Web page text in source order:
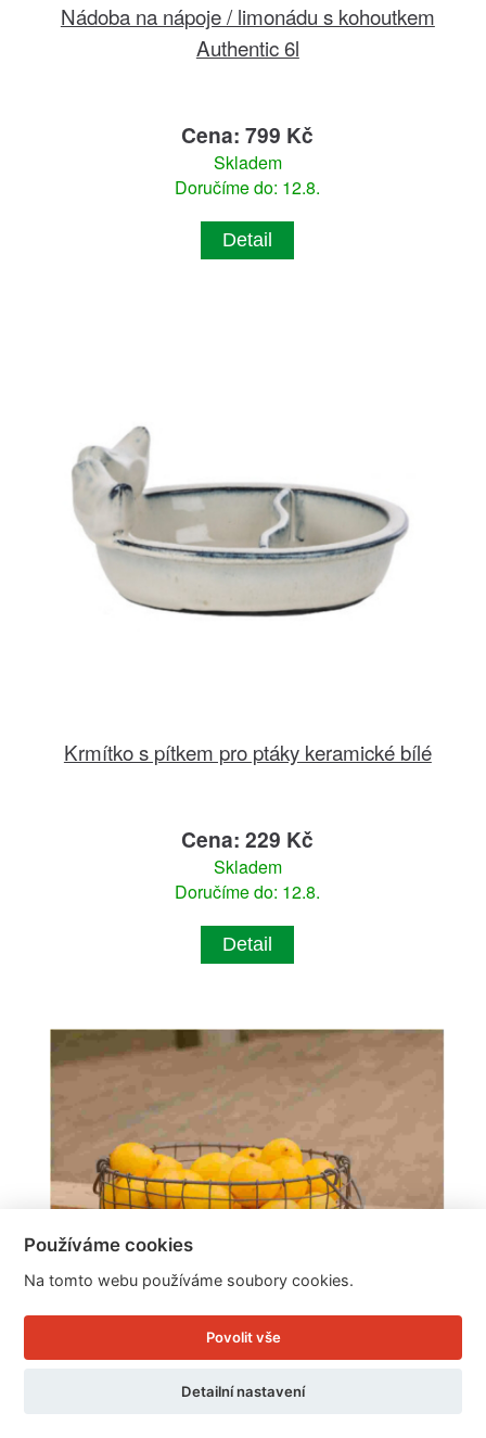
Nádoba na nápoje / limonádu s kohoutkem
Authentic 6l
Cena: 799 Kč
Skladem
Doručíme do: 12.8.
Detail
Krmítko s pítkem pro ptáky keramické bílé
Cena: 229 Kč
Skladem
Doručíme do: 12.8.
Detail
Používáme cookies
Na tomto webu používáme soubory cookies.
Povolit vše
Detailní nastavení